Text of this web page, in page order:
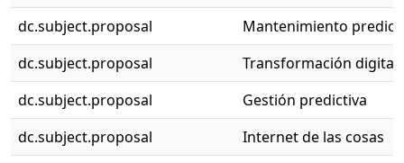
dc.subject.proposal
Mantenimiento
dc.subject.proposal
Transformación digital
dc.subject.proposal
Gestión predictiva
dc.subject.proposal
Internet de las cosas